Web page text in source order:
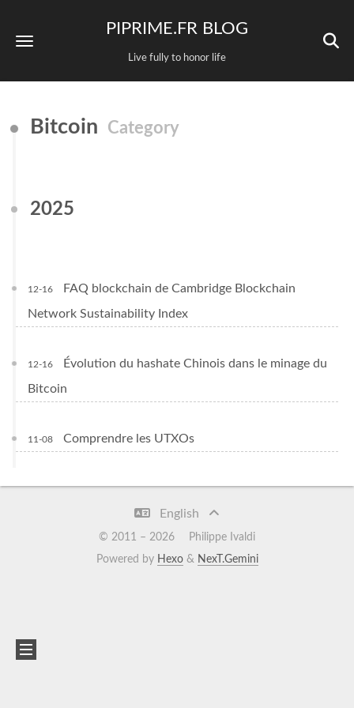
PIPRIME.FR BLOG
Live fully to honor life
Bitcoin Category
2025
12-16
FAQ blockchain de Cambridge Blockchain
Network Sustainability Index
12-16
Évolution du hashate Chinois dans le minage du
Bitcoin
11-08 Comprendre les UTXOs
English
© 2011 – 2026
Philippe Ivaldi
Powered by Hexo& NexT.Gemini